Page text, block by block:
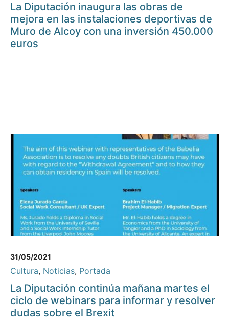
La Diputación inaugura las obras de
mejora en las instalaciones deportivas de
Muro de Alcoy con una inversión 450.000
euros
31/05/2021
Cultura, Noticias, Portada
La Diputación continúa mañana martes el
ciclo de webinars para informar y resolver
dudas sobre el Brexit